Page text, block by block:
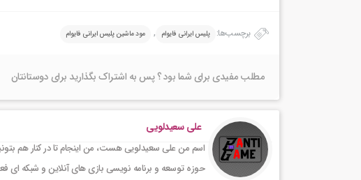
برچسب‌ها: پلیس ایرانی فایوام , مود ماشین پلیس ایرانی فایوام
مطلب مفیدی برای شما بود ؟ پس به اشتراک بگذارید برای دوستانتان
علی سعیدلویی
اسم من علی سعیدلویی هست، من اینجام تا در کنار هم
حوزه توسعه و برنامه نویسی بازی های آنلاین و شبکه ای